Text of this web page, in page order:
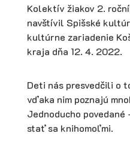
Kolektív žiakov 2.
navštívil Spišské
kultúrne zariadenie
kraja dňa 12. 4. 2022.
Deti nás presvedčili o
vďaka nim poznajú
Jednoducho
stať sa knihomoľmi.